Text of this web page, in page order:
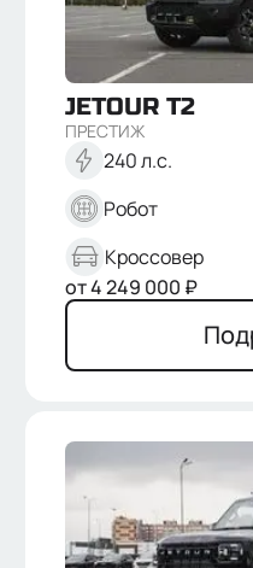
JETOUR T2
ПРЕСТИЖ
240 л.с.
Робот
Кроссовер
от4 249 000 ₽